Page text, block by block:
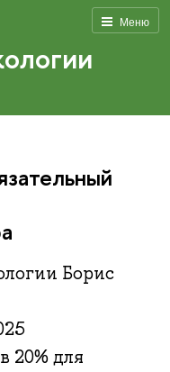
Меню
Борис
20% для